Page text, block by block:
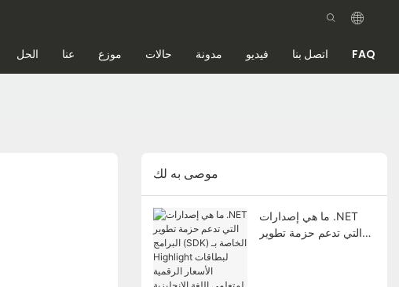
الحل عنا موزع حالات مدونة فيديو اتصل بنا FAQ
موصى به لك
ما هي إصدارات .NET
التي تدعم حزمة تطوير